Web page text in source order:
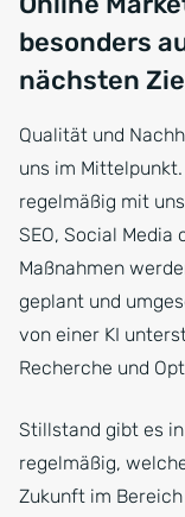
besonders
nächsten
Qualität und
uns im
regelmäßig mit
SEO, Social Media
Maßnahmen
geplant und
von einer KI
Recherche und
Stillstand gibt es
regelmäßig,
Zukunft im